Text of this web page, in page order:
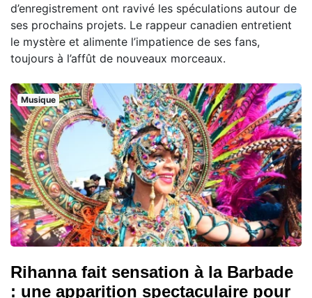
d’enregistrement ont ravivé les spéculations autour de
ses prochains projets. Le rappeur canadien entretient
le mystère et alimente l’impatience de ses fans,
toujours à l’affût de nouveaux morceaux.
Musique
Rihanna fait sensation à la Barbade
: une apparition spectaculaire pour